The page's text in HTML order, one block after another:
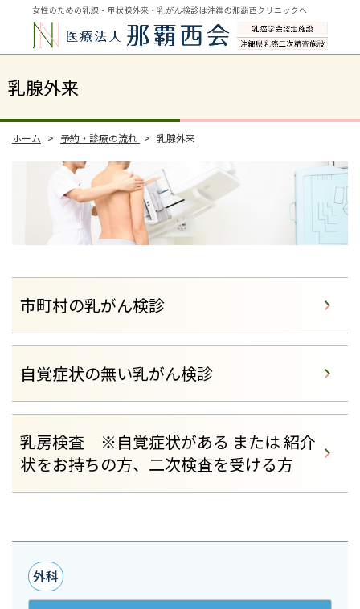
乳腺外来
ホーム 予約・診療の流れ 乳腺外来
市町村の乳がん検診
自覚症状の無い乳がん検診
乳房検査 ※自覚症状がある または 紹介
状をお持ちの方、二次検査を受ける方
外科